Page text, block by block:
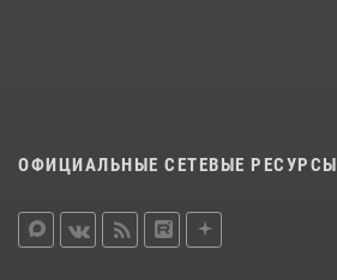
ОФИЦИАЛЬНЫЕ СЕТЕВЫЕ РЕСУРСЫ